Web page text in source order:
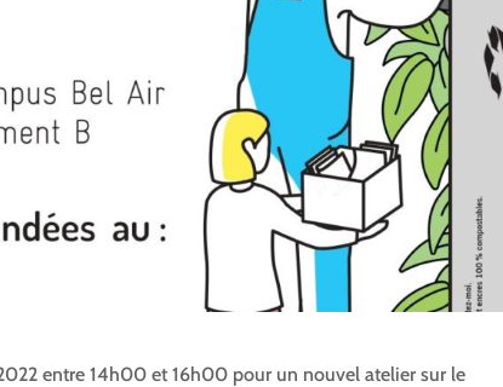
entre 14h00 et 16h00 pour un nouvel atelier sur le